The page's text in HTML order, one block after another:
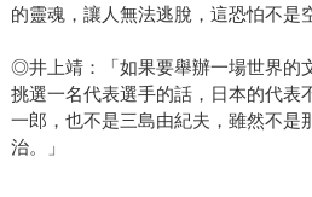
的靈魂，讓人無法逃脫，這恐怕不是
◎井上靖：「如果要舉辦一場世界的
挑選一名代表選手的話，日本的代表
一郎，也不是三島由紀夫，雖然不是
治。」